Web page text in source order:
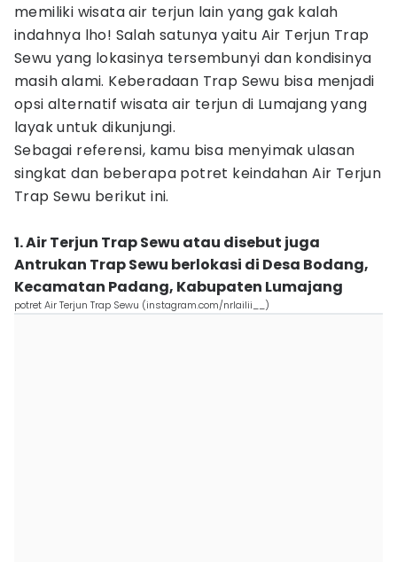
memiliki wisata air terjun lain yang gak kalah
indahnya lho! Salah satunya yaitu Air Terjun Trap
Sewu yang lokasinya tersembunyi dan kondisinya
masih alami. Keberadaan Trap Sewu bisa menjadi
opsi alternatif wisata air terjun di Lumajang yang
layak untuk dikunjungi.
Sebagai referensi, kamu bisa menyimak ulasan
singkat dan beberapa potret keindahan Air Terjun
Trap Sewu berikut ini.
1. Air Terjun Trap Sewu atau disebut juga
Antrukan Trap Sewu berlokasi di Desa Bodang,
Kecamatan Padang, Kabupaten Lumajang
potret Air Terjun Trap Sewu (instagram.com/nrlailii__)